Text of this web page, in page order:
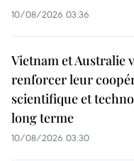
10/08/2026 03:36
Vietnam et Australie
renforcer leur
scientifique et
long terme
10/08/2026 03:30